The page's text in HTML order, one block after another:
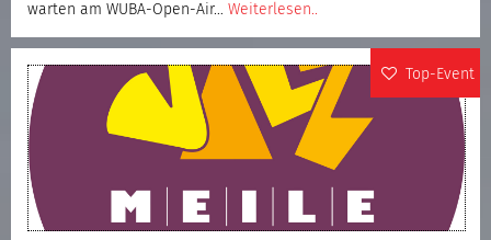
warten am WUBA-Open-Air… Weiterlesen..
Top-Event